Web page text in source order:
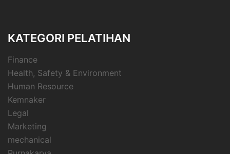
KATEGORI PELATIHAN
Finance
Health, Safety & Environment
Human Resource
Kemnaker
Legal
Marketing
mechanical